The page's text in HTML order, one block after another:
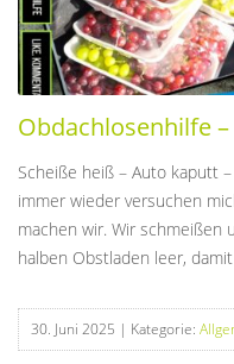
Obdachlosenhilfe –
Scheiße heiß – Auto kaputt
immer wieder versuchen
machen wir. Wir schmeißen
halben Obstladen leer,
30. Juni 2025 | Kategorie: